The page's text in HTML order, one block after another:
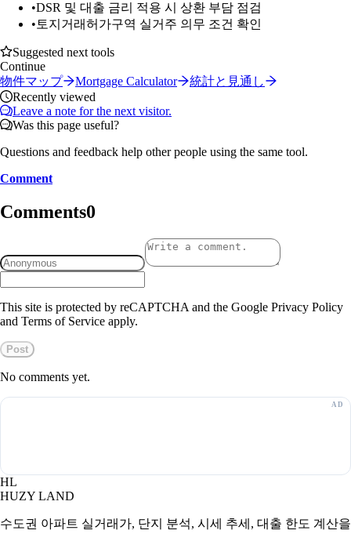
•DSR 및 대출 금리 적용 시 상환 부담 점검
• 토지거래허가구역 실거주 의무 조건 확인
Suggested next tools
Continue
物件マップ
Mortgage Calculator
統計と見通し
Recently viewed
Leave a note for the next visitor.
Was this page useful?
Questions and feedback help other people using the same tool.
Comment
Comments0
This site is protected by reCAPTCHA and the Google Privacy Policy
and Terms of Service apply.
Post
No comments yet.
HL
HUZY LAND
수도권 아파트 실거래가, 단지 분석, 시세 추세, 대출 한도 계산을